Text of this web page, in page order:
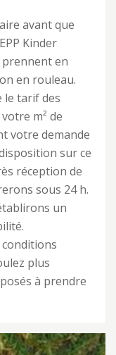
avant que
Kinder
prennent en
en rouleau.
le tarif des
m² de
votre demande
sur ce
réception de
sous 24 h.
un
plus
à prendre